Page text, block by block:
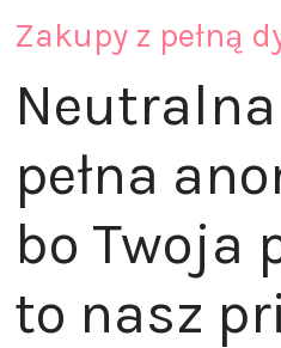
Zakupy z pełną
Neutralna
pełna
bo Twoja
to nasz